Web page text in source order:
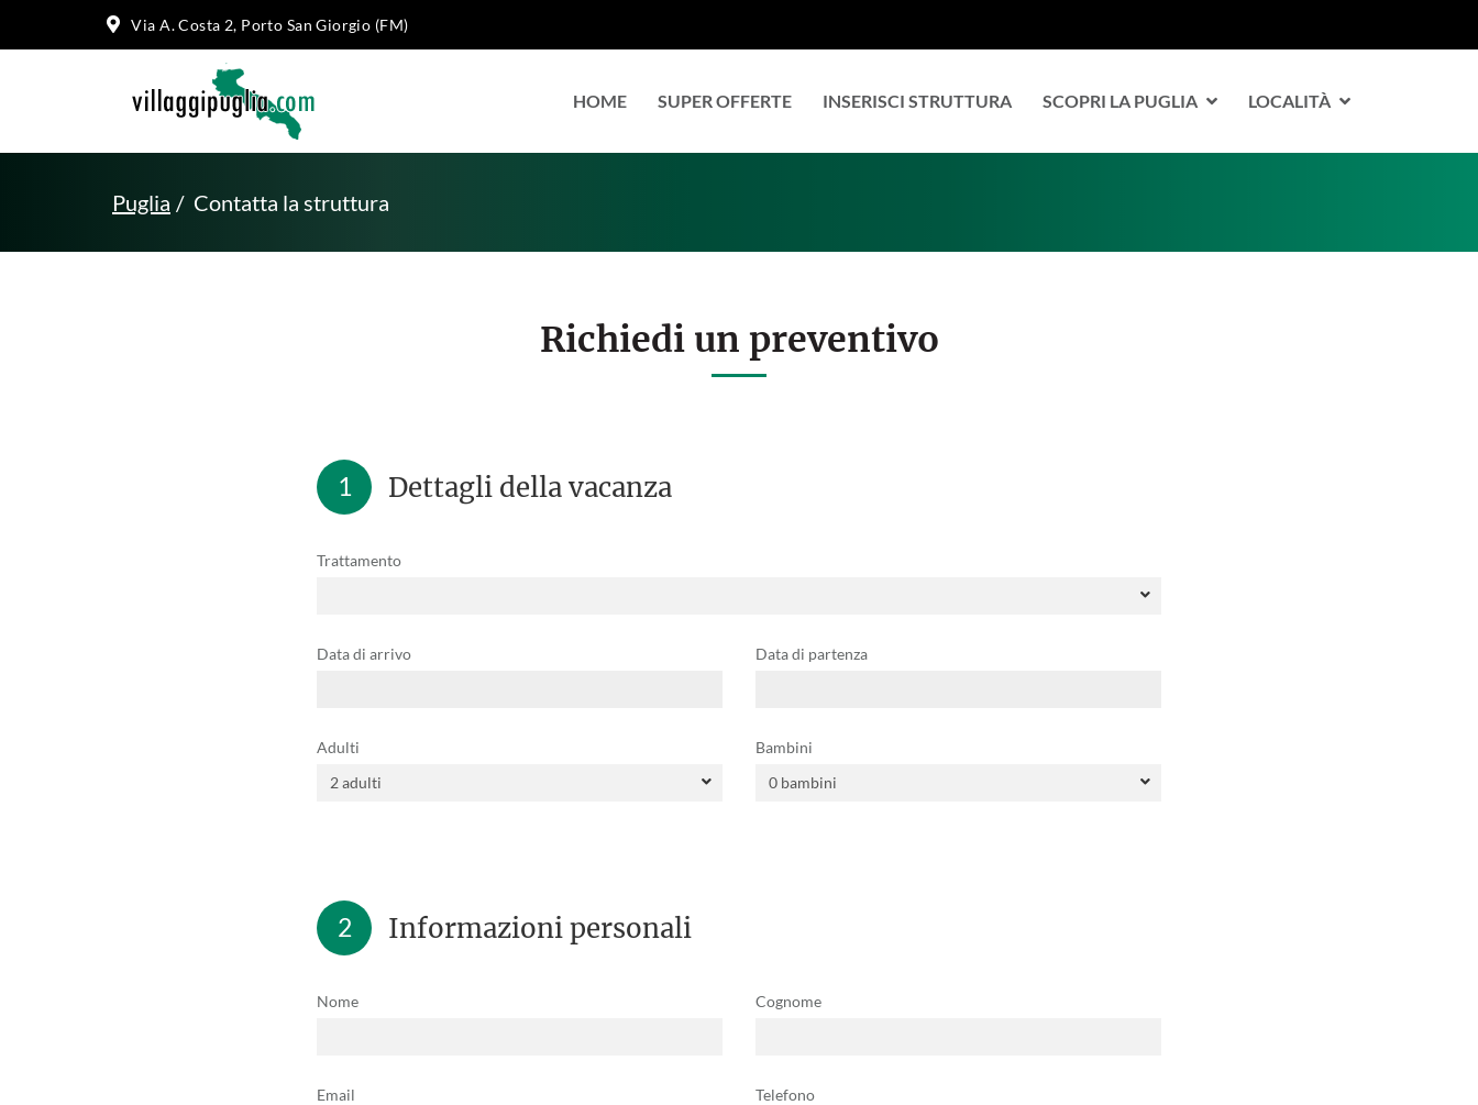
Via A. Costa 2, Porto San Giorgio (FM)
HOME SUPER OFFERTE INSERISCI STRUTTURA SCOPRI LA PUGLIA LOCALITÀ
Puglia Contatta la struttura
Richiedi un preventivo
1 Dettagli della vacanza
Trattamento
Data di arrivo Data di partenza
Adulti Bambini
2 Informazioni personali
Nome Cognome
Email Telefono